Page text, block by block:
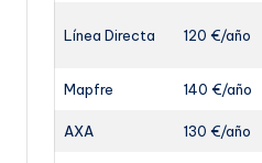
Línea Directa 120 €/año
Mapfre 140 €/año
AXA 130 €/año